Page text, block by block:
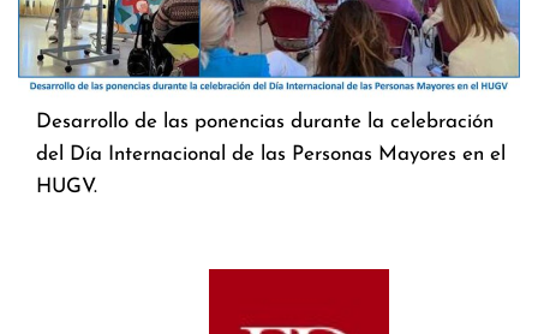
Desarrollo de las ponencias durante la celebración
del Día Internacional de las Personas Mayores en el
HUGV.